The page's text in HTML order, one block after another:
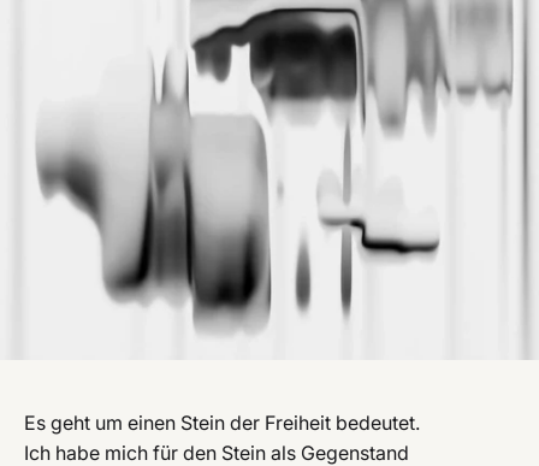
Es geht um einen Stein der Freiheit bedeutet.
Ich habe mich für den Stein als Gegenstand